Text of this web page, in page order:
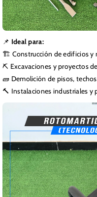
📌 Ideal para:
🏗️ Construcción de edificios y
⛏️ Excavaciones y proyectos
🧱 Demolición de pisos,
🔨 Instalaciones industriales y